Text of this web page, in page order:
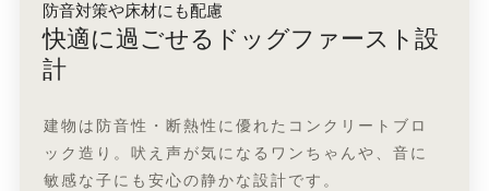
防音対策や床材にも配慮
快適に過ごせるドッグファースト設
計
建物は防音性・断熱性に優れたコンクリートブロ
ック造り。吠え声が気になるワンちゃんや、音に
敏感な子にも安心の静かな設計です。